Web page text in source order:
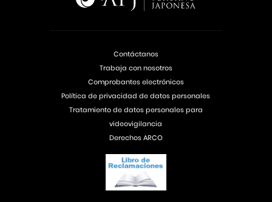
Contáctanos
Trabaja con nosotros
Comprobantes electrónicos
Política de privacidad de datos personales
Tratamiento de datos personales para
videovigilancia
Derechos ARCO